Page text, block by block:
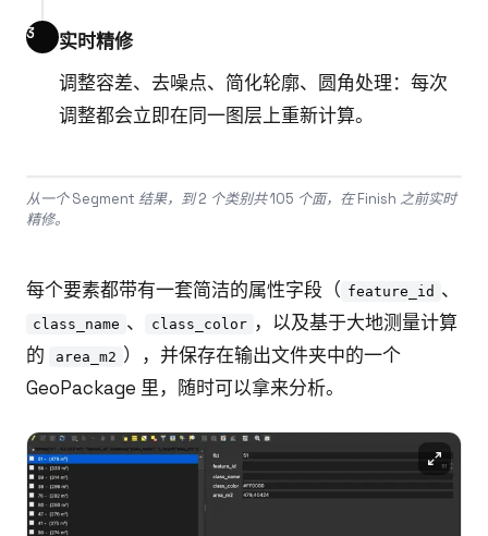
实时精修
调整容差、去噪点、简化轮廓、圆角处理：每次
调整都会立即在同一图层上重新计算。
从一个 Segment 结果，到 2 个类别共 105 个面，在 Finish 之前实时
精修。
每个要素都带有一套简洁的属性字段（ feature_id 、
class_name 、 class_color ，以及基于大地测量计算
的
area_m2 ），并保存在输出文件夹中的一个
GeoPackage 里，随时可以拿来分析。